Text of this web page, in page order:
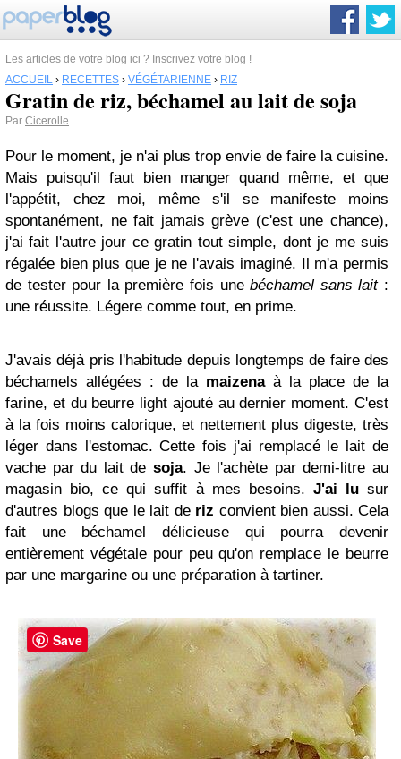
Les articles de votre blog ici ? Inscrivez votre blog !
ACCUEIL › RECETTES › VÉGÉTARIENNE › RIZ
Gratin de riz, béchamel au lait de soja
Par Cicerolle
Pour le moment, je n'ai plus trop envie de faire la cuisine.
Mais puisqu'il faut bien manger quand même, et que
l'appétit, chez moi, même s'il se manifeste moins
spontanément, ne fait jamais grève (c'est une chance),
j'ai fait l'autre jour ce gratin tout simple, dont je me suis
régalée bien plus que je ne l'avais imaginé. Il m'a permis
de tester pour la première fois unebéchamel sans lait:
une réussite. Légere comme tout, en prime.
J'avais déjà pris l'habitude depuis longtemps de faire des
béchamels allégées : de la maizenaà la place de la
farine, et du beurre light ajouté au dernier moment. C'est
à la fois moins calorique, et nettement plus digeste, très
léger dans l'estomac. Cette fois j'ai remplacé le lait de
vache par du lait de soja. Je l'achète par demi-litre au
magasin bio, ce qui suffit à mes besoins. J'ai lusur
d'autres blogs que le lait de riz convient bien aussi. Cela
fait une béchamel délicieuse qui pourra devenir
entièrement végétale pour peu qu'on remplace le beurre
par une margarine ou une préparation à tartiner.
Save